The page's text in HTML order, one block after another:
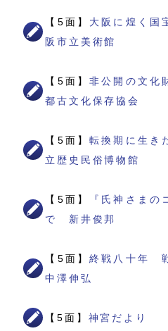
【5面】 大阪に煌く
阪市立美術館
【5面】非公開の文
都古文化保存協会
【5面】転換期に生
立歴史民俗博物館
【5面】
『氏神さまの
で 新井俊邦
【5面】終戦八十年
中澤伸弘
【5面】 神宮だより